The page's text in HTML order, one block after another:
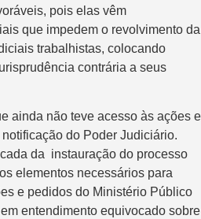
pois elas vêm
que impedem o revolvimento da
trabalhistas, colocando
contrária a seus
ainda não teve acesso às ações e
do Poder Judiciário.
da instauração do processo
elementos necessários para
e pedidos do Ministério Público
entendimento equivocado sobre